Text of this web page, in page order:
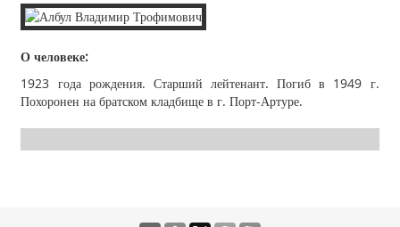
О человеке:
1923 года рождения. Старший лейтенант. Погиб в 1949 г.
Похоронен на братском кладбище в г. Порт-Артуре.